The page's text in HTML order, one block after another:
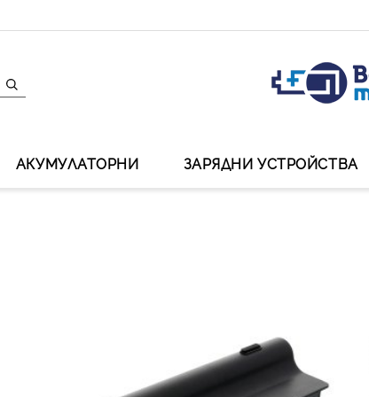
АКУМУЛАТОРНИ ЗАРЯДНИ УСТРОЙСТВА